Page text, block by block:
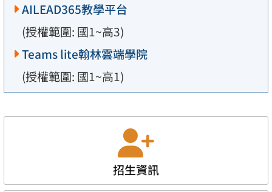
AILEAD365教學平台
(授權範圍: 國1~高3)
Teams lite翰林雲端學院
(授權範圍: 國1~高1)
招生資訊